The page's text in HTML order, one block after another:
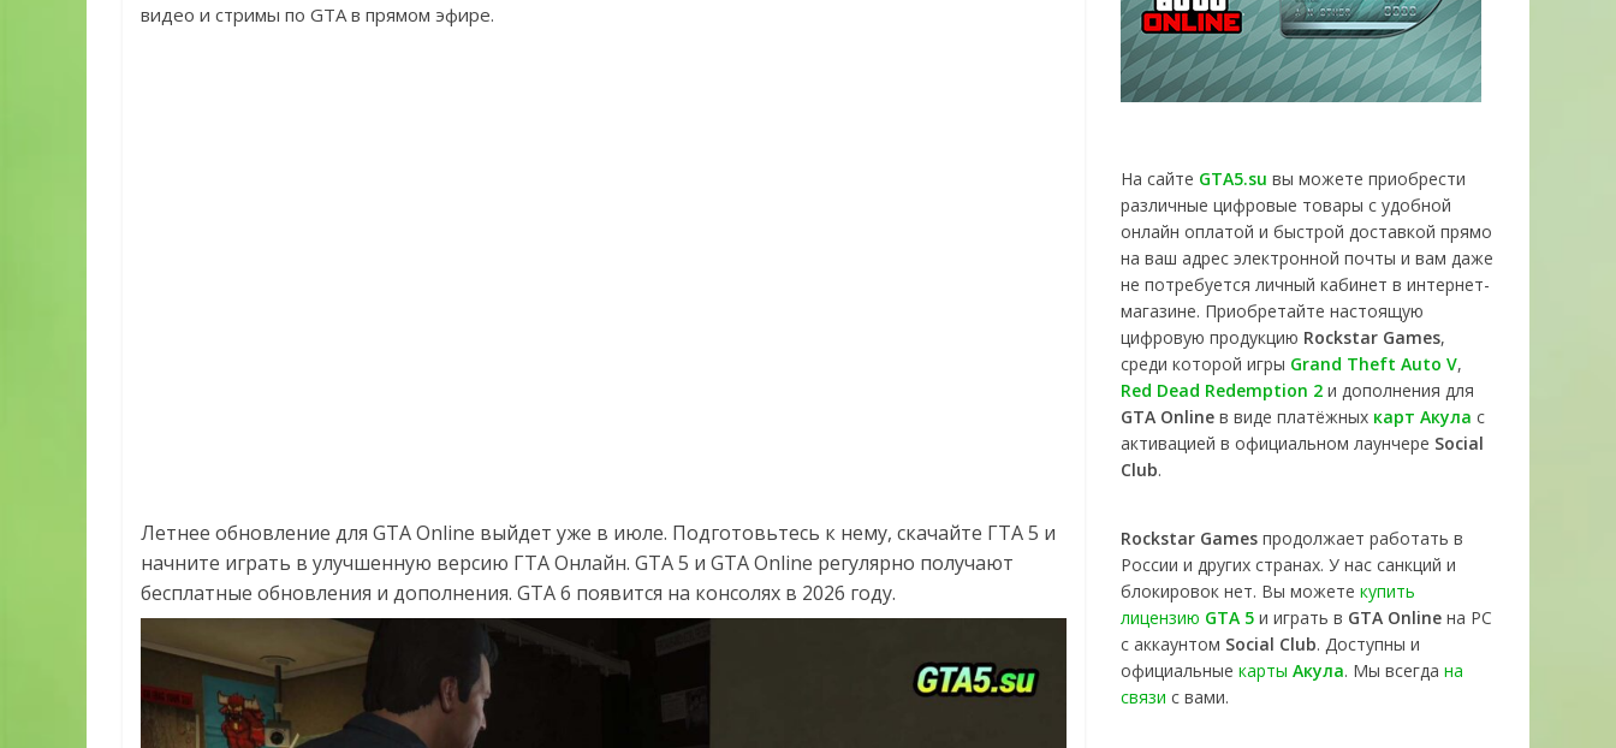
видео и стримы по GTA в прямом эфире.
Летнее обновление для GTA Online выйдет уже в июле. Подготовьтесь к нему, скачайте ГТА 5 и
начните играть в улучшенную версию ГТА Онлайн. GTA 5 и GTA Online регулярно получают
бесплатные обновления и дополнения. GTA 6 появится на консолях в 2026 году.
На сайте GTA5.su вы можете приобрести
различные цифровые товары с удобной
онлайн оплатой и быстрой доставкой прямо
на ваш адрес электронной почты и вам даже
не потребуется личный кабинет в интернет-
магазине. Приобретайте настоящую
цифровую продукцию Rockstar Games,
среди которой игры Grand Theft Auto V,
Red Dead Redemption 2 и дополнения для
GTA Online в виде платёжных карт Акула с
активацией в официальном лаунчере Social
Club.
Rockstar Games продолжает работать в
России и других странах. У нас санкций и
блокировок нет. Вы можете купить
лицензию GTA 5 и играть в GTA Online на PC
с аккаунтом Social Club. Доступны и
официальные карты Акула. Мы всегда на
связи с вами.